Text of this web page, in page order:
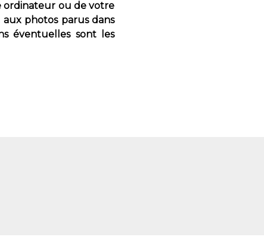
ordinateur ou de votre
photos parus dans
éventuelles sont les